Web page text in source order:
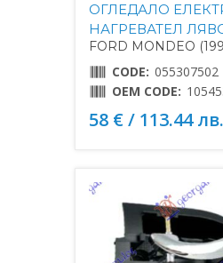
ОГЛЕДАЛО
НАГРЕВАТЕЛ
FORD MONDEO
CODE: 055307502
OEM CODE:
58 € / 113.44 лв.